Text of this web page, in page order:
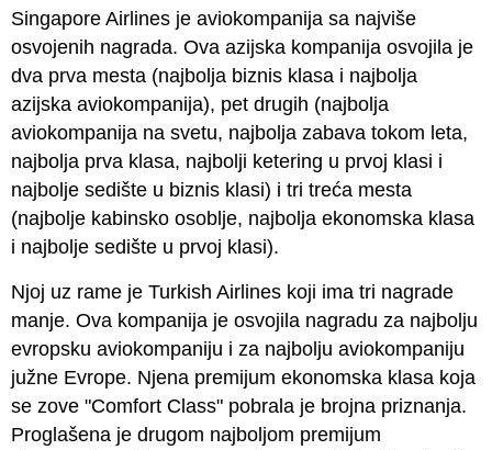
Singapore Airlines je aviokompanija sa najviše
osvojenih nagrada. Ova azijska kompanija osvojila je
dva prva mesta (najbolja biznis klasa i najbolja
azijska aviokompanija), pet drugih (najbolja
aviokompanija na svetu, najbolja zabava tokom leta,
najbolja prva klasa, najbolji ketering u prvoj klasi i
najbolje sedište u biznis klasi) i tri treća mesta
(najbolje kabinsko osoblje, najbolja ekonomska klasa
i najbolje sedište u prvoj klasi).
Njoj uz rame je Turkish Airlines koji ima tri nagrade
manje. Ova kompanija je osvojila nagradu za najbolju
evropsku aviokompaniju i za najbolju aviokompaniju
južne Evrope. Njena premijum ekonomska klasa koja
se zove "Comfort Class" pobrala je brojna priznanja.
Proglašena je drugom najboljom premijum